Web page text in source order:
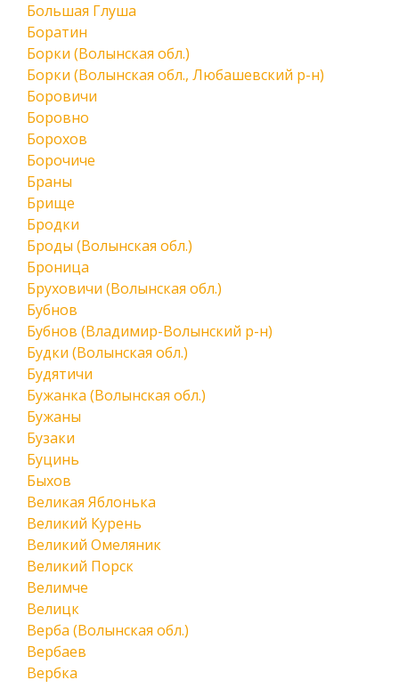
Большая Глуша
Боратин
Борки (Волынская обл.)
Борки (Волынская обл., Любашевский р-н)
Боровичи
Боровно
Борохов
Борочиче
Браны
Брище
Бродки
Броды (Волынская обл.)
Броница
Бруховичи (Волынская обл.)
Бубнов
Бубнов (Владимир-Волынский р-н)
Будки (Волынская обл.)
Будятичи
Бужанка (Волынская обл.)
Бужаны
Бузаки
Буцинь
Быхов
Великая Яблонька
Великий Курень
Великий Омеляник
Великий Порск
Велимче
Велицк
Верба (Волынская обл.)
Вербаев
Вербка